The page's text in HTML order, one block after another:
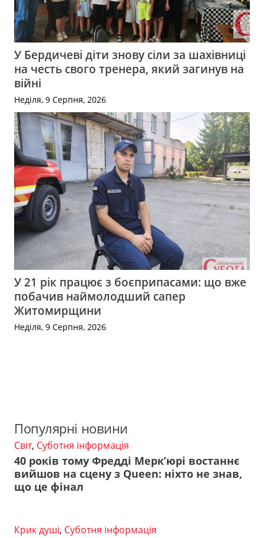
У Бердичеві діти знову сіли за шахівниці
на честь свого тренера, який загинув на
війні
Неділя, 9 Серпня, 2026
У 21 рік працює з боєприпасами: що вже
побачив наймолодший сапер
Житомирщини
Неділя, 9 Серпня, 2026
Популярні новини
Світ, Суботня інформація
40 років тому Фредді Мерк’юрі востаннє
вийшов на сцену з Queen: ніхто не знав,
що це фінал
Крик душі, Суботня інформація